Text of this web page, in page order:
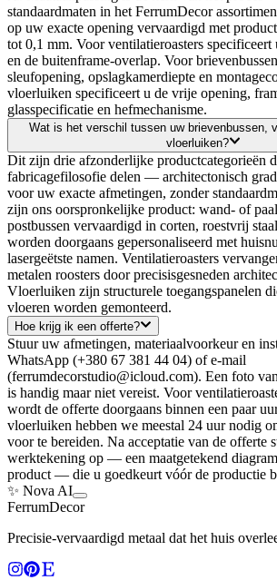
standaardmaten in het FerrumDecor
op uw exacte opening vervaardigd met
tot 0,1 mm. Voor ventilatieroasters specificeert
en de buitenframe-overlap. Voor
sleufopening, opslagkamerdiepte en
vloerluiken specificeert u de vrije opening,
glasspecificatie en hefmechanisme.
Wat is het verschil tussen uw brievenbussen,
vloerluiken?
Dit zijn drie afzonderlijke productcategorieën
fabricagefilosofie delen — architectonisch
voor uw exacte afmetingen, zonder
zijn ons oorspronkelijke product: wand- of
postbussen vervaardigd in corten, roestvrij
worden doorgaans gepersonaliseerd met
lasergeëtste namen. Ventilatieroasters
metalen roosters door precisisgesneden
Vloerluiken zijn structurele toegangspanelen
vloeren worden gemonteerd.
Hoe krijg ik een offerte?
Stuur uw afmetingen, materiaalvoorkeur en
WhatsApp (+380 67 381 44 04) of e-mail
(ferrumdecorstudio@icloud.com). Een foto
is handig maar niet vereist. Voor
wordt de offerte doorgaans binnen een paar
vloerluiken hebben we meestal 24 uur nodig
voor te bereiden. Na acceptatie van de offerte
werktekening op — een maatgetekend
product — die u goedkeurt vóór de productie
✨ Nova AI
FerrumDecor
Precisie-vervaardigd metaal dat het huis